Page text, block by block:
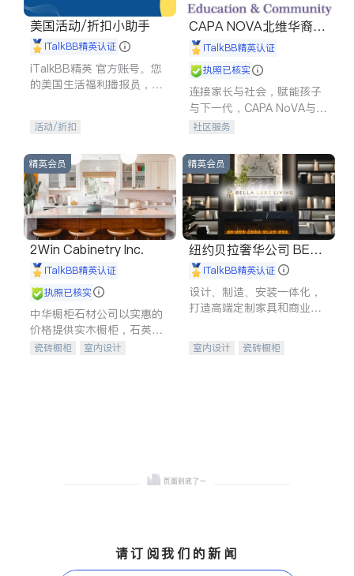
美国活动/折扣小助手
iTalkBB精英认证
iTalkBB精英 官方账号。您
的美国生活福利播报员，精
专属福利。
活动/折扣
CAPA NOVA北维华裔家
长会iTalkBB精英认证
执照已核实
连接家长与社会，赋能孩子
与下一代，CAPA NoVA与您
携手建设包容、公平、充满
社区服务
精英会员
2Win Cabinetry Inc.
iTalkBB精英认证
执照已核实
中华橱柜石材公司以实惠的
价格提供实木橱柜，石英石
台面，多种优质不锈钢水
瓷砖橱柜
室内设计
精英会员
纽约贝拉奢华公司 BELL
A LUXE
iTalkBB精英认证
设计、制造、安装一体化，
打造高端定制家具和商业空
室内设计
瓷砖橱柜
请订阅我们的新闻